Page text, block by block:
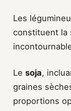
Les
constituent la
Le soja,
graines
proportions